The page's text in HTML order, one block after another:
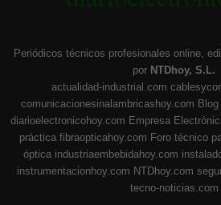
Periódicos técnicos profesionales online,
por NTDhoy, S.L.
actualidad-industrial.com
comunicacionesinalambricashoy.com
diarioelectronicohoy.com Empresa
práctica fibraopticahoy.com Foro técnico
óptica industriaembebidahoy.com
instrumentacionhoy.com NTDhoy.com
tecno-noticias.com